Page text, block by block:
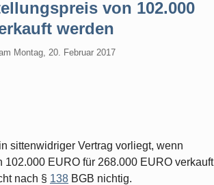
von 102.000
werden
Montag, 20. Februar 2017
sittenwidriger Vertrag vorliegt, wenn
EURO für 268.000 EURO verkauft
nach § 138 BGB nichtig.